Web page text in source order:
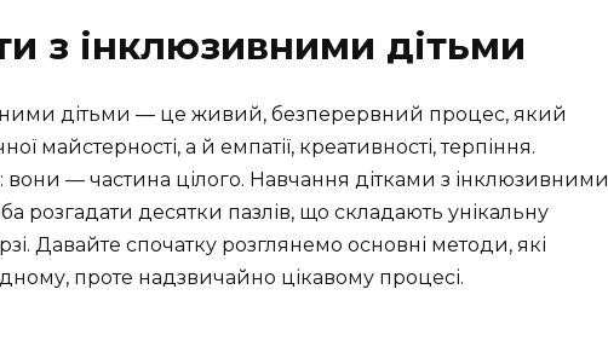
з інклюзивними дітьми
дітьми — це живий, безперервний процес, який
майстерності, а й емпатії, креативності, терпіння.
вони — частина цілого. Навчання дітками з інклюзивними
розгадати десятки пазлів, що складають унікальну
Давайте спочатку розглянемо основні методи, які
проте надзвичайно цікавому процесі.